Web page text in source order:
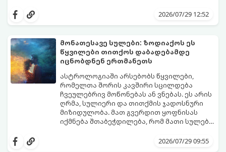
იშლება მნიშვნელოვანი გარიგებები,
ახლობლებად ვთვლიდით, უეცრად მიდიან.
ასეთ მომენტებში ადვილია
სასოწარკვეთილებაში ჩავარდნა. თუმცა
ეზოთერიკასა და ფსიქოლოგიაში ეს
ფენომენი ხშირად სხვანაირად
განიხილება: როგორც სამყაროს (ან ჩვენი
არაცნობიერის) ფარული დამცავი
მექანიზმების მუშაობა, რომელთაც
რეალური, მაგრამ ჯერ კიდევ უხილავი
საფრთხისგან შორს მივყავართ.
აი, 5 აშკარა ნიშანი იმისა, რომ
მომხდარი მარცხი სასჯელი კი არა,
თქვენი დაცვისკენ მიმართული
სამყაროს მცდელობაა:
2026/07/29 12:52
მონათესავე სულები: ზოდიაქოს ეს
წყვილები თითქოს დაბადებამდე
იცნობდნენ ერთმანეთს
ასტროლოგიაში არსებობს წყვილები,
რომელთა შორის კავშირი სცილდება
ჩვეულებრივ მოწონებას ან ვნებას. ეს არის
ღრმა, სულიერი და თითქმის ჯადოსნური
მიზიდულობა. მათ გვერდით ყოფნისას
იქმნება შთაბეჭდილება, რომ მათი სულები
იდეალურ წყვილებს, რომლებიც
2026/07/29 09:55